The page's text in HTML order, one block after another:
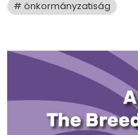
önkormányzatiság